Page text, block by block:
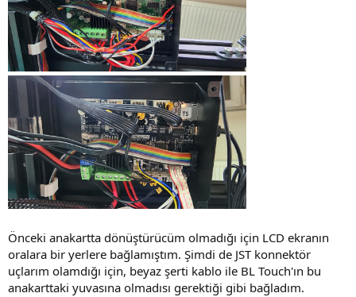
Önceki anakartta dönüştürücüm olmadığı için LCD ekranın
oralara bir yerlere bağlamıştım. Şimdi de JST konnektör
uçlarım olamdığı için, beyaz şerti kablo ile BL Touch'ın bu
anakarttaki yuvasına olmadısı gerektiği gibi bağladım.